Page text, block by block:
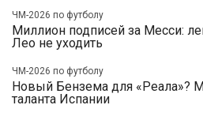
ЧМ-2026 по футболу
Миллион подписей за Месси:
Лео не уходить
ЧМ-2026 по футболу
Новый Бензема для «Реала»?
таланта Испании